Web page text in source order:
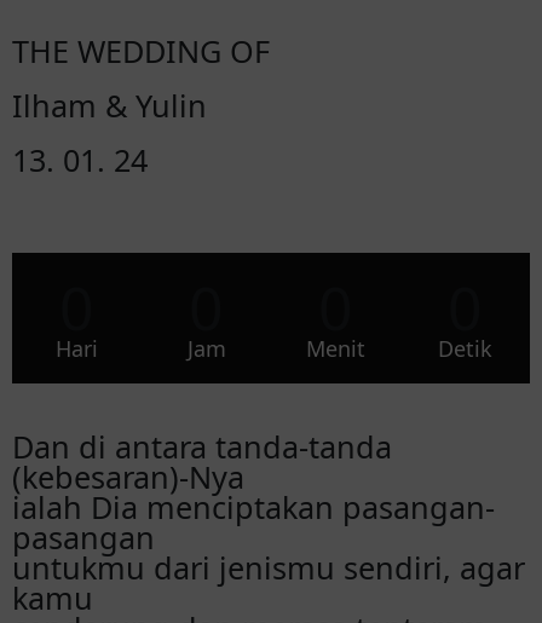
THE WEDDING OF
Ilham & Yulin
13. 01. 24
Hari Jam Menit Detik
Dan di antara tanda-tanda
(kebesaran)-Nya
ialah Dia menciptakan pasangan-
pasangan
untukmu dari jenismu sendiri, agar
kamu